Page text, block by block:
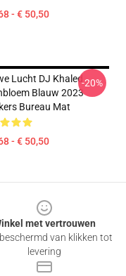
- € 50,50
Lucht DJ Khaled
Blauw 2023
Bureau Mat
- € 50,50
-20%
met vertrouwen
van klikken tot
levering